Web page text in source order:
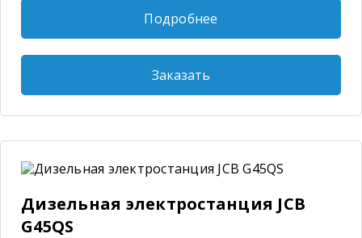
Подробнее
Заказать
Дизельная электростанция JCB
G45QS